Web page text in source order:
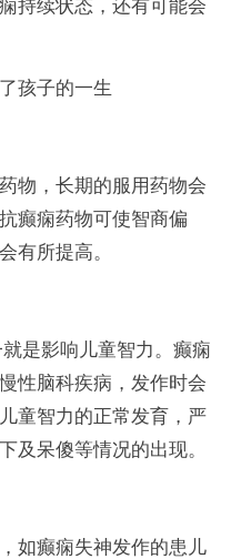
持续状态，还有可能会
孩子的一生
物，长期的服用药物会
癫痫药物可使智商偏
有所提高。
是影响儿童智力。癫痫
性脑科疾病，发作时会
童智力的正常发育，严
及呆傻等情况的出现。
如癫痫失神发作的患儿